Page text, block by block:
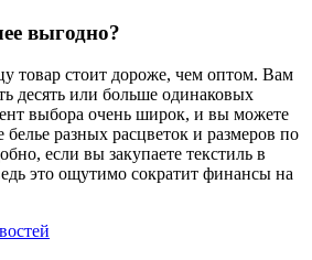
выгодно?
товар стоит дороже, чем оптом. Вам
десять или больше одинаковых
выбора очень широк, и вы можете
белье разных расцветок и размеров по
если вы закупаете текстиль в
это ощутимо сократит финансы на